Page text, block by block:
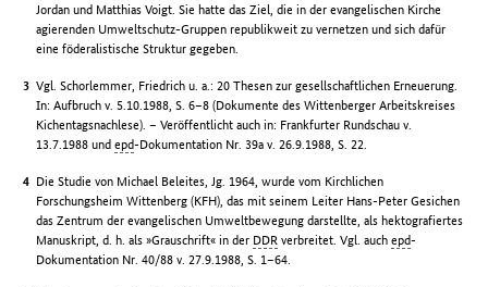
Jordan und Matthias Voigt. Sie hatte das Ziel, die in der evangelischen Kirche
agierenden Umweltschutz-Gruppen republikweit zu vernetzen und sich dafür
eine föderalistische Struktur gegeben.
Vgl. Schorlemmer, Friedrich u. a.: 20 Thesen zur gesellschaftlichen Erneuerung.
In: Aufbruch v. 5.10.1988, S. 6–8 (Dokumente des Wittenberger Arbeitskreises
Kichentagsnachlese). – Veröffentlicht auch in: Frankfurter Rundschau v.
13.7.1988 undepd-Dokumentation Nr. 39a v. 26.9.1988, S. 22.
Die Studie von Michael Beleites, Jg. 1964, wurde vom Kirchlichen
Forschungsheim Wittenberg (KFH), das mit seinem Leiter Hans-Peter Gesichen
das Zentrum der evangelischen Umweltbewegung darstellte, als hektografiertes
Manuskript, d. h. als »Grauschrift« in der DDR verbreitet. Vgl. auchepd-
Dokumentation Nr. 40/88 v. 27.9.1988, S. 1–64.